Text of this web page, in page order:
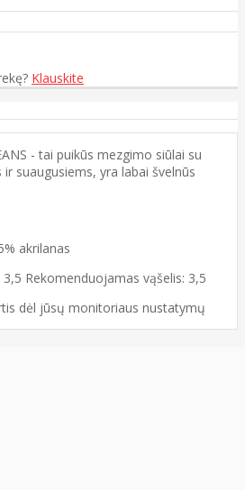
Klauskite
- tai puikūs mezgimo siūlai su
suaugusiems, yra labai švelnūs
akrilanas
Rekomenduojamas vąšelis: 3,5
dėl jūsų monitoriaus nustatymų